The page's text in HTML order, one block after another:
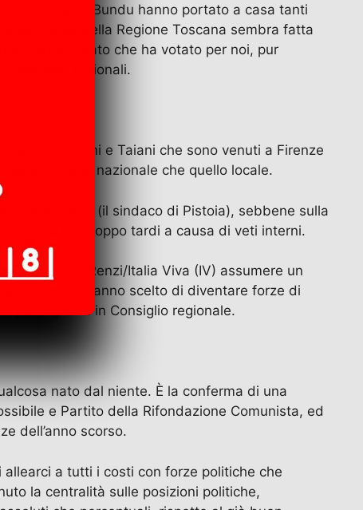
e Antonella Bundu hanno portato a casa tanti
elettorale della Regione Toscana sembra fatta
dell’elettorato che ha votato per noi, pur
regionali.
Salvini e Taiani che sono venuti a Firenze
il governo nazionale che quello locale.
candidatura (il sindaco di Pistoia), sebbene sulla
è partita troppo tardi a causa di veti interni.
Matteo Renzi/Italia Viva (IV) assumere un
hanno scelto di diventare forze di
più di prima in Consiglio regionale.
nato dal niente. È la conferma di una
e Partito della Rifondazione Comunista, ed
dell’anno scorso.
a tutti i costi con forze politiche che
la centralità sulle posizioni politiche,